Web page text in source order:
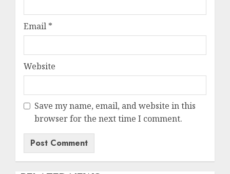
Email *
Website
Save my name, email, and website in this
browser for the next time I comment.